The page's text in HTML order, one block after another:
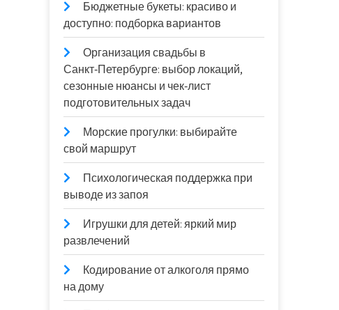
Бюджетные букеты: красиво и
доступно: подборка вариантов
Организация свадьбы в
Санкт‑Петербурге: выбор локаций,
сезонные нюансы и чек‑лист
подготовительных задач
Морские прогулки: выбирайте
свой маршрут
Психологическая поддержка при
выводе из запоя
Игрушки для детей: яркий мир
развлечений
Кодирование от алкоголя прямо
на дому